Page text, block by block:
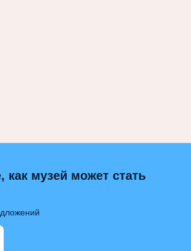
как музей может стать